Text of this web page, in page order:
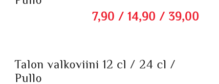
7,90 / 14,90 / 39,00
Talon valkoviini 12 cl / 24 cl /
Pullo